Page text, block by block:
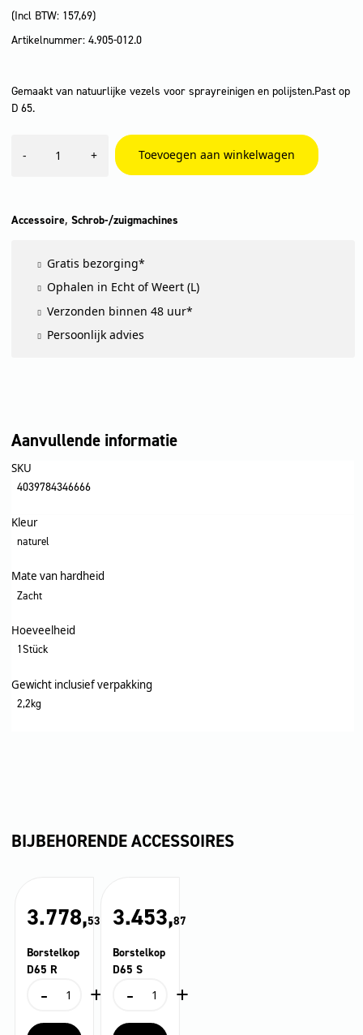
(Incl BTW: 157,69)
Artikelnummer: 4.905-012.0
Gemaakt van natuurlijke vezels voor sprayreinigen en polijsten.Past op
D 65.
-
Zacht,
aantal
+ Toevoegen aan winkelwagen
Accessoire, Schrob-/zuigmachines
Gratis bezorging*
Ophalen in Echt of Weert (L)
Verzonden binnen 48 uur*
Persoonlijk advies
Aanvullende informatie
SKU
4039784346666
Kleur
naturel
Mate van hardheid
Zacht
Hoeveelheid
1Stück
Gewicht inclusief verpakking
2,2kg
BIJBEHORENDE ACCESSOIRES
3.778,53
Borstelkop
D65 R
-
Borstelkop
R
+
3.453,87
Borstelkop
D65 S
-
Borstelkop
S
+